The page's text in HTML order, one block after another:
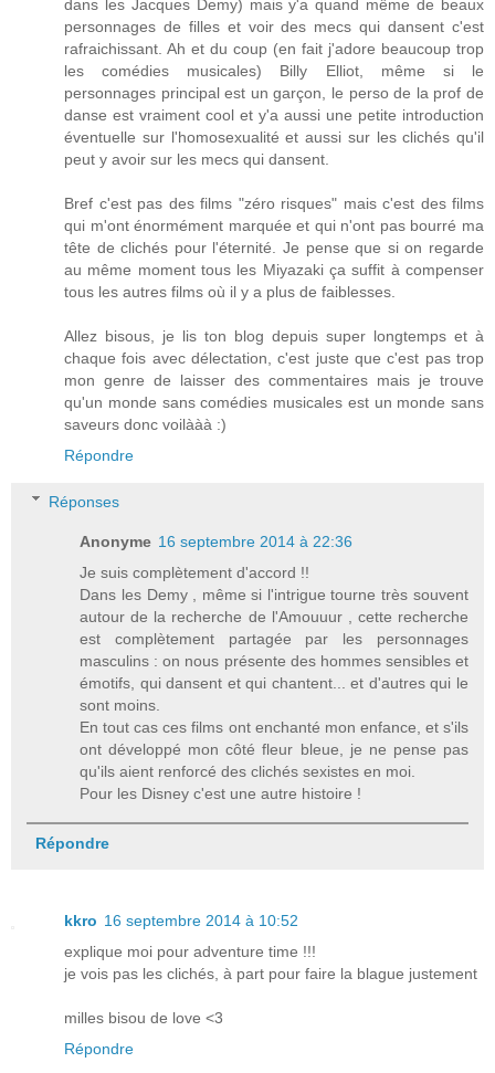
dans les Jacques Demy) mais y'a quand même de beaux
personnages de filles et voir des mecs qui dansent c'est
rafraichissant. Ah et du coup (en fait j'adore beaucoup trop
les comédies musicales) Billy Elliot, même si le
personnages principal est un garçon, le perso de la prof de
danse est vraiment cool et y'a aussi une petite introduction
éventuelle sur l'homosexualité et aussi sur les clichés qu'il
peut y avoir sur les mecs qui dansent.
Bref c'est pas des films "zéro risques" mais c'est des films
qui m'ont énormément marquée et qui n'ont pas bourré ma
tête de clichés pour l'éternité. Je pense que si on regarde
au même moment tous les Miyazaki ça suffit à compenser
tous les autres films où il y a plus de faiblesses.
Allez bisous, je lis ton blog depuis super longtemps et à
chaque fois avec délectation, c'est juste que c'est pas trop
mon genre de laisser des commentaires mais je trouve
qu'un monde sans comédies musicales est un monde sans
saveurs donc voilààà :)
Répondre
Réponses
Anonyme 16 septembre 2014 à 22:36
Je suis complètement d'accord !!
Dans les Demy , même si l'intrigue tourne très souvent
autour de la recherche de l'Amouuur , cette recherche
est complètement partagée par les personnages
masculins : on nous présente des hommes sensibles et
émotifs, qui dansent et qui chantent... et d'autres qui le
sont moins.
En tout cas ces films ont enchanté mon enfance, et s'ils
ont développé mon côté fleur bleue, je ne pense pas
qu'ils aient renforcé des clichés sexistes en moi.
Pour les Disney c'est une autre histoire !
Répondre
kkro 16 septembre 2014 à 10:52
explique moi pour adventure time !!!
je vois pas les clichés, à part pour faire la blague justement
milles bisou de love <3
Répondre